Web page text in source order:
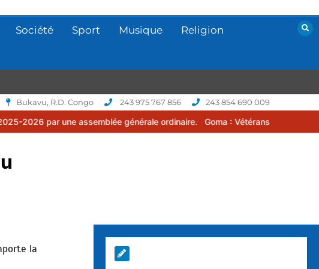
Société Sport Musique Religion
Bukavu, R.D. Congo 243 975 767 856 243 854 690 009
une assemblée générale ordinaire. Goma : Vétérans Cup 2026 -2027, une
la